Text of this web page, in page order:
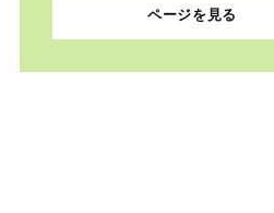
ページを見る